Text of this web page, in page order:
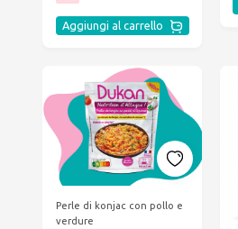
Aggiungi al carrello
Perle di konjac con pollo e
verdure